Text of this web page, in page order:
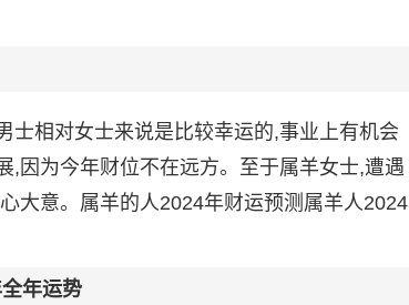
士相对女士来说是比较幸运的,事业上有机会
,因为今年财位不在远方。至于属羊女士,遭遇
大意。属羊的人2024年财运预测属羊人2024
年运势